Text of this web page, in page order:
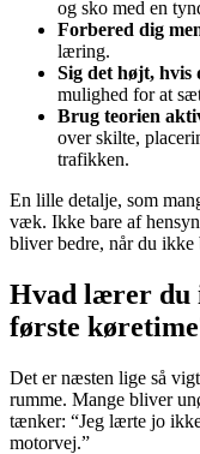
og sko med en
Forbered dig
læring.
Sig det højt, hvis
mulighed for at
Brug teorien
over skilte,
trafikken.
En lille detalje, som
væk. Ikke bare af
bliver bedre, når du
Hvad lærer du
første
Det er næsten lige så
rumme. Mange bliver
tænker: “Jeg lærte jo
motorvej.”